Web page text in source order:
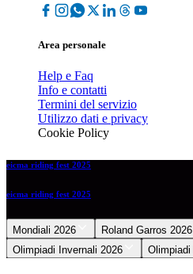
Area personale
Help e Faq
Info e contatti
Termini del servizio
Utilizzo dati e privacy
Cookie Policy
eicma riding fest 2025
eicma riding fest 2025
Mondiali 2026 Roland Garros 2026
Olimpiadi Invernali 2026